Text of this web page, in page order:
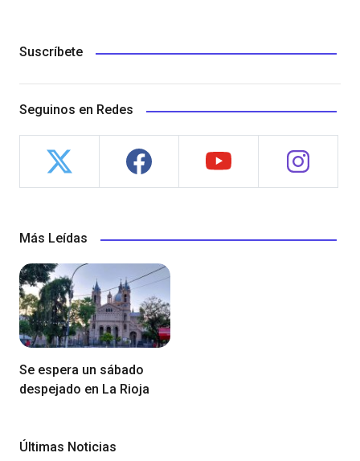
Suscríbete
Seguinos en Redes
Más Leídas
Se espera un sábado
despejado en La Rioja
Últimas Noticias